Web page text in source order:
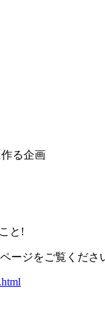
る企画
と!
ージをご覧くださ